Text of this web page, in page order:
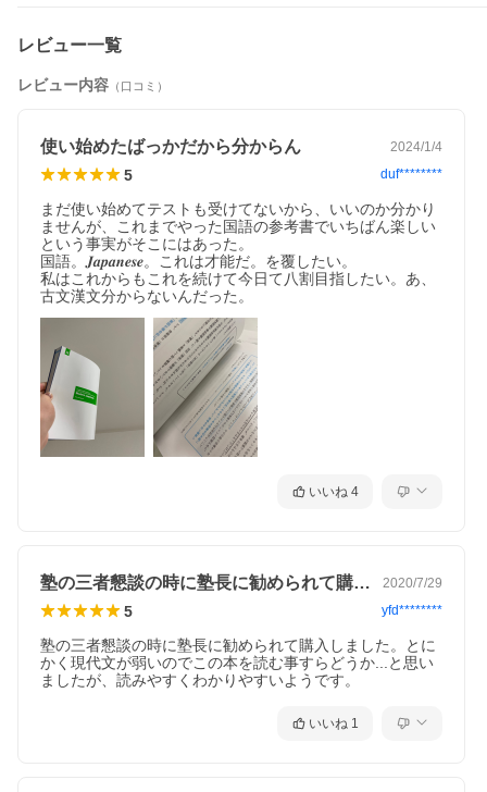
レビュー一覧
レビュー内容 （口コミ）
使い始めたばっかだから分からん 2024/1/4
5 duf********
まだ使い始めてテストも受けてないから、いいのか分かり
ませんが、これまでやった国語の参考書でいちばん楽しい
という事実がそこにはあった。
国語。𝑱𝒂𝒑𝒂𝒏𝒆𝒔𝒆。これは才能だ。を覆したい。
私はこれからもこれを続けて今日て八割目指したい。あ、
古文漢文分からないんだった。
いいね 4
塾の三者懇談の時に塾長に勧められて購入… 2020/7/29
5 yfd********
塾の三者懇談の時に塾長に勧められて購入しました。とに
かく現代文が弱いのでこの本を読む事すらどうか...と思い
ましたが、読みやすくわかりやすいようです。
いいね 1